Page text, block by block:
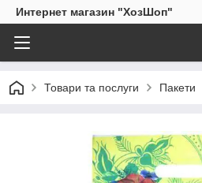
Интернет магазин "ХозШоп"
Товари та послуги Пакети